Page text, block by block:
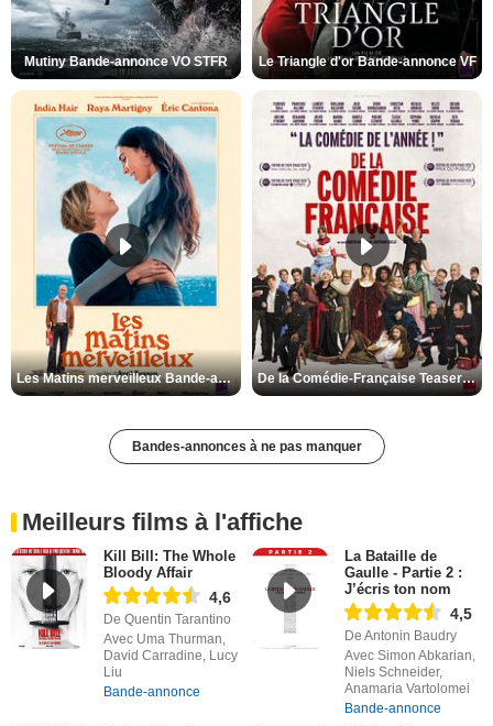
Mutiny Bande-annonce VO STFR Le Triangle d'or Bande-annonce VF
Les Matins merveilleux Bande-annonce VF De la Comédie-Française Teaser VF
Bandes-annonces à ne pas manquer
Meilleurs films à l'affiche
Kill Bill: The Whole
Bloody Affair
4,6
De Quentin Tarantino
Avec Uma Thurman,
David Carradine, Lucy
Liu
Bande-annonce
La Bataille de
Gaulle - Partie 2 :
J’écris ton nom
4,5
De Antonin Baudry
Avec Simon Abkarian,
Niels Schneider,
Anamaria Vartolomei
Bande-annonce